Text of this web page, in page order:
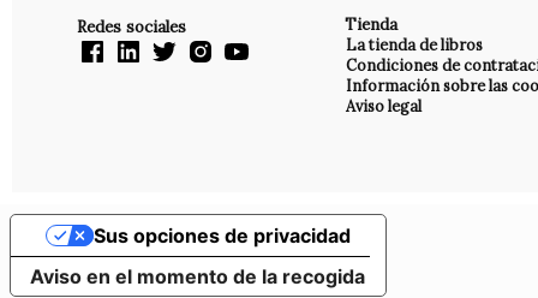
Redes sociales Tienda
La tienda de libros
Condiciones de
Información sobre las
Aviso legal
Aviso en el momento de la recogida
Sus opciones de privacidad